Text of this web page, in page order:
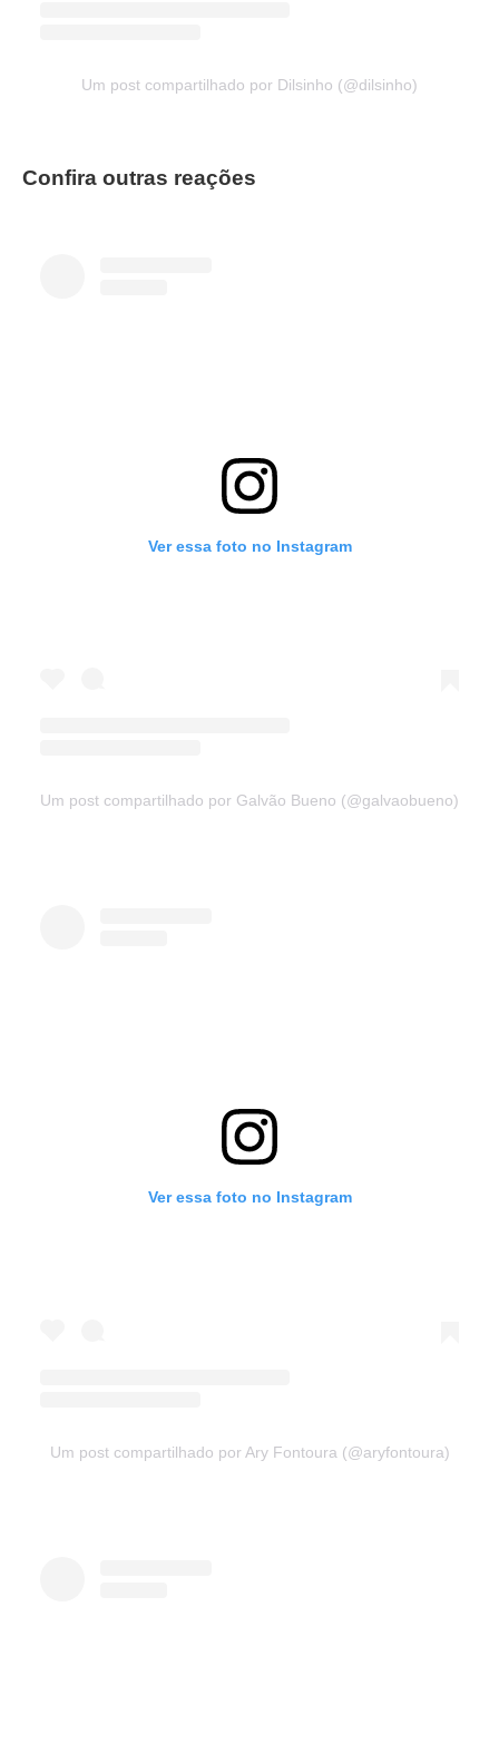
Um post compartilhado por Dilsinho (@dilsinho)
Confira outras reações
Ver essa foto no Instagram
Um post compartilhado por Galvão Bueno (@galvaobueno)
Ver essa foto no Instagram
Um post compartilhado por Ary Fontoura (@aryfontoura)